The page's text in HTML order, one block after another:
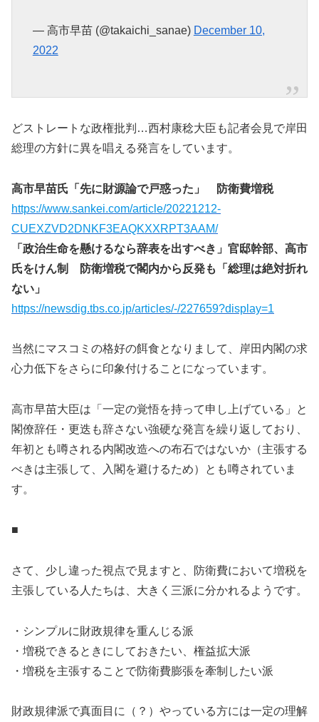
— 高市早苗 (@takaichi_sanae) December 10,
2022
どストレートな政権批判…西村康稔大臣も記者会見で岸田
総理の方針に異を唱える発言をしています。
高市早苗氏「先に財源論で戸惑った」 防衛費増税
https://www.sankei.com/article/20221212-
CUEXZVD2DNKF3EAQKXXRPT3AAM/
「政治生命を懸けるなら辞表を出すべき」官邸幹部、高市
氏をけん制 防衛増税で閣内から反発も「総理は絶対折れ
ない」
https://newsdig.tbs.co.jp/articles/-/227659?display=1
当然にマスコミの格好の餌食となりまして、岸田内閣の求
心力低下をさらに印象付けることになっています。
高市早苗大臣は「一定の覚悟を持って申し上げている」と
閣僚辞任・更迭も辞さない強硬な発言を繰り返しており、
年初とも噂される内閣改造への布石ではないか（主張する
べきは主張して、入閣を避けるため）とも噂されていま
す。
■
さて、少し違った視点で見ますと、防衛費において増税を
主張している人たちは、大きく三派に分かれるようです。
・シンプルに財政規律を重んじる派
・増税できるときにしておきたい、権益拡大派
・増税を主張することで防衛費膨張を牽制したい派
財政規律派で真面目に（？）やっている方には一定の理解